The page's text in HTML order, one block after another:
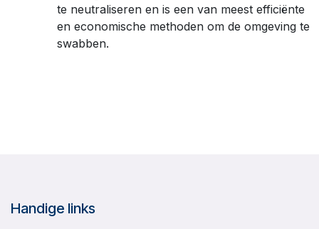
te neutraliseren en is een van meest efficiënte
en economische methoden om de omgeving te
swabben.
Handige links